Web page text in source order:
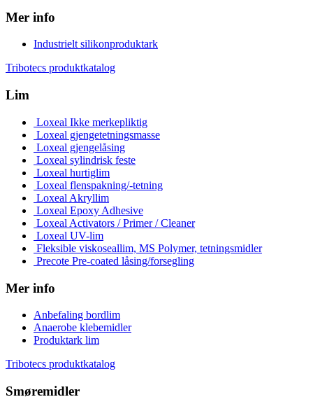
Mer info
Industrielt silikonproduktark
Tribotecs produktkatalog
Lim
Loxeal Ikke merkepliktig
Loxeal gjengetetningsmasse
Loxeal gjengelåsing
Loxeal sylindrisk feste
Loxeal hurtiglim
Loxeal flenspakning/-tetning
Loxeal Akryllim
Loxeal Epoxy Adhesive
Loxeal Activators / Primer / Cleaner
Loxeal UV-lim
Fleksible viskoseallim, MS Polymer, tetningsmidler
Precote Pre-coated låsing/forsegling
Mer info
Anbefaling bordlim
Anaerobe klebemidler
Produktark lim
Tribotecs produktkatalog
Smøremidler